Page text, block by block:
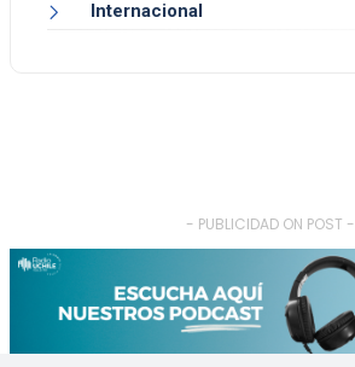
Internacional
- PUBLICIDAD ON POST -